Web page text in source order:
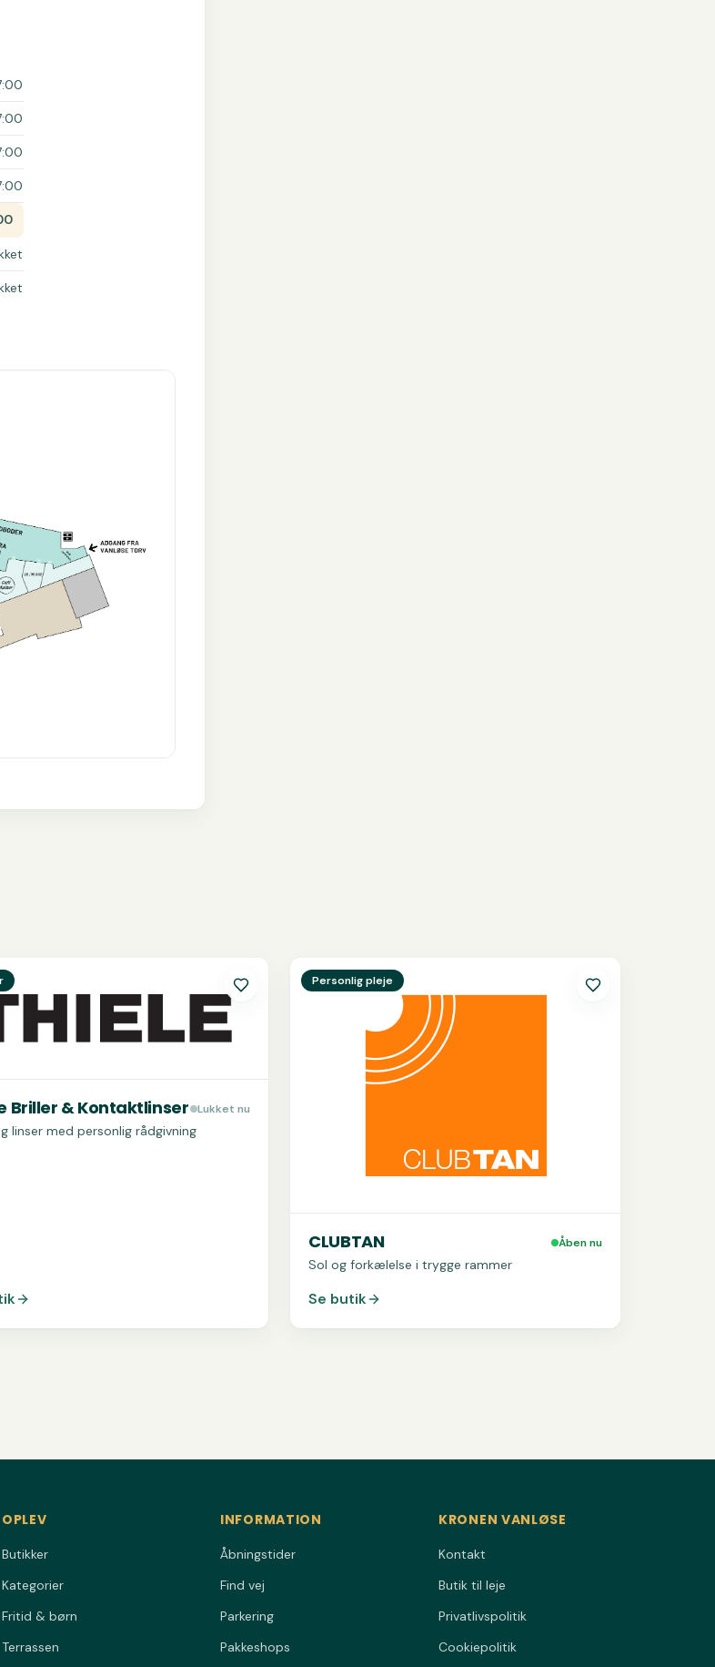
& Kontaktlinser
Briller & Kontaktlinser Lukket nu
linser med personlig rådgivning
SeCLUBTAN
Personlig pleje
CLUBTAN Åben nu
Sol og forkælelse i trygge rammer
Se butik
OPLEV
Butikker
Kategorier
Fritid & børn
Terrassen
INFORMATION
Åbningstider
Find vej
Parkering
Pakkeshops
KRONEN VANLØSE
Kontakt
Butik til leje
Privatlivspolitik
Cookiepolitik